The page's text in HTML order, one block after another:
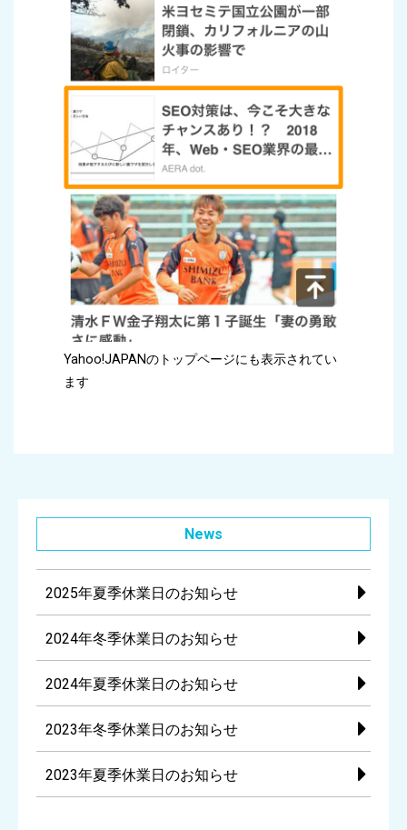
Yahoo!JAPANのトップページにも表示されてい
ます
News
2025年夏季休業日のお知らせ
2024年冬季休業日のお知らせ
2024年夏季休業日のお知らせ
2023年冬季休業日のお知らせ
2023年夏季休業日のお知らせ